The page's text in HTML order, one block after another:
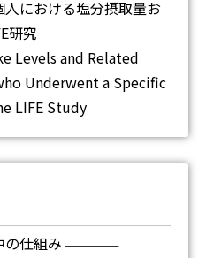
における塩分摂取量お
研究
Levels and Related
Underwent a Specific
LIFE Study
仕組み ―